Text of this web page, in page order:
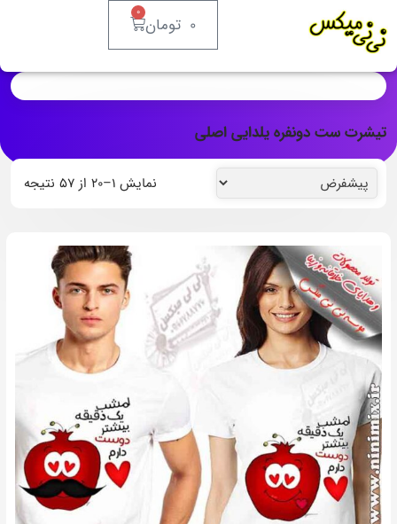
۰ تومان ۰
تیشرت ست دونفره یلدایی اصلی
نمایش ۱–۲۰ از ۵۷ نتیجه